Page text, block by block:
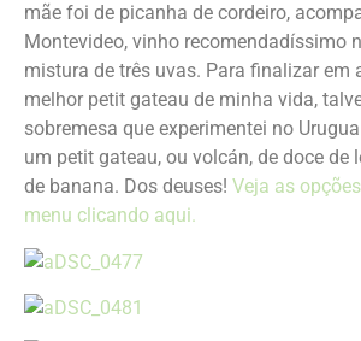
mãe foi de picanha de cordeiro,
Montevideo, vinho recomendadíssimo
mistura de três uvas. Para finalizar em
melhor petit gateau de minha vida,
sobremesa que experimentei no
um petit gateau, ou volcán, de doce de
de banana. Dos deuses! Veja as
menu clicando aqui.